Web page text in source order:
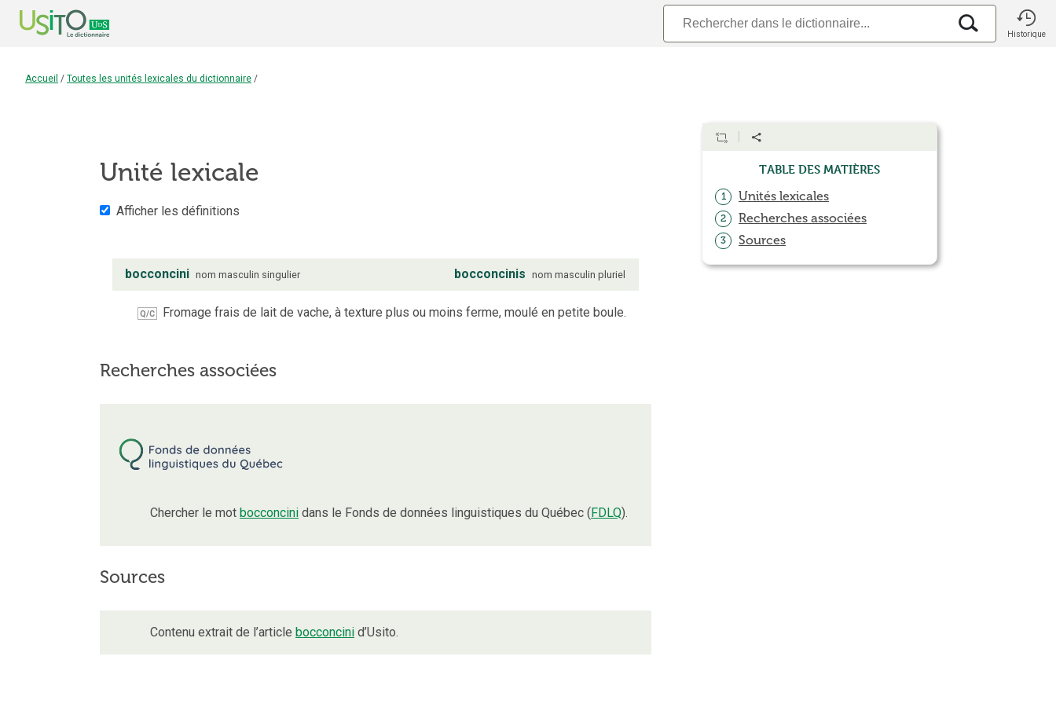
Historique
Accueil / Toutes les unités lexicales du dictionnaire /
Unité lexicale
Afficher les définitions
bocconcini nom masculin singulier bocconcinis nom masculin pluriel
Q/C Fromage frais de lait de vache, à texture plus ou moins ferme, moulé en petite boule.
Recherches associées
Chercher le motbocconcini dans le Fonds de données linguistiques du Québec (FDLQ).
Sources
Contenu extrait de l’article bocconcini d’Usito.
Table des matières
1 Unités lexicales
2 Recherches associées
3 Sources